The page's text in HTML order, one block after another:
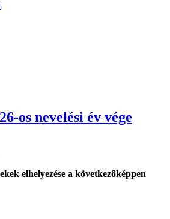
os nevelési év vége
elhelyezése a következőképpen